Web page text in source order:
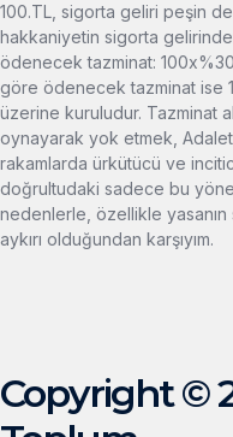
100.TL, sigorta geliri peşin
hakkaniyetin sigorta
ödenecek tazminat:
göre ödenecek tazminat ise
üzerine kuruludur. Tazminat
oynayarak yok etmek,
rakamlarda ürkütücü ve
doğrultudaki sadece bu
nedenlerle, özellikle
aykırı olduğundan karşıyım.
Copyright ©